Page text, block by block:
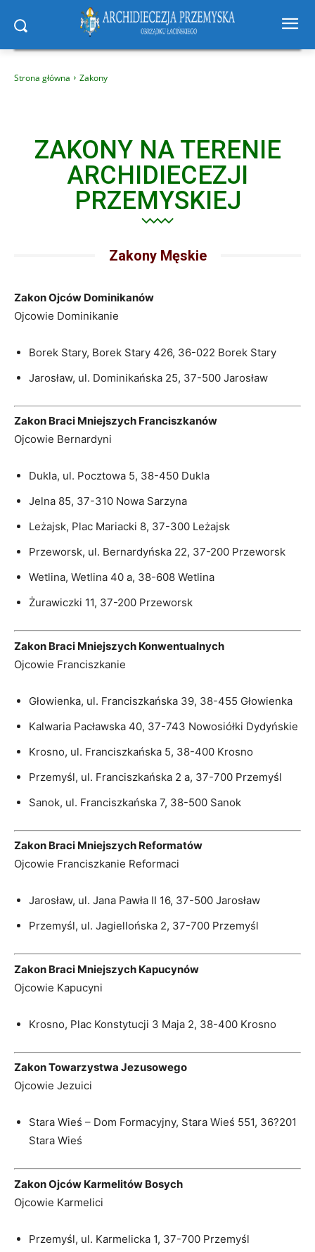
Strona główna Zakony
ZAKONY NA TERENIE
ARCHIDIECEZJI
PRZEMYSKIEJ
Zakony Męskie
Zakon Ojców Dominikanów
Ojcowie Dominikanie
Borek Stary, Borek Stary 426, 36-022 Borek Stary
Jarosław, ul. Dominikańska 25, 37-500 Jarosław
Zakon Braci Mniejszych Franciszkanów
Ojcowie Bernardyni
Dukla, ul. Pocztowa 5, 38-450 Dukla
Jelna 85, 37-310 Nowa Sarzyna
Leżajsk, Plac Mariacki 8, 37-300 Leżajsk
Przeworsk, ul. Bernardyńska 22, 37-200 Przeworsk
Wetlina, Wetlina 40 a, 38-608 Wetlina
Żurawiczki 11, 37-200 Przeworsk
Zakon Braci Mniejszych Konwentualnych
Ojcowie Franciszkanie
Głowienka, ul. Franciszkańska 39, 38-455 Głowienka
Kalwaria Pacławska 40, 37-743 Nowosiółki Dydyńskie
Krosno, ul. Franciszkańska 5, 38-400 Krosno
Przemyśl, ul. Franciszkańska 2 a, 37-700 Przemyśl
Sanok, ul. Franciszkańska 7, 38-500 Sanok
Zakon Braci Mniejszych Reformatów
Ojcowie Franciszkanie Reformaci
Jarosław, ul. Jana Pawła II 16, 37-500 Jarosław
Przemyśl, ul. Jagiellońska 2, 37-700 Przemyśl
Zakon Braci Mniejszych Kapucynów
Ojcowie Kapucyni
Krosno, Plac Konstytucji 3 Maja 2, 38-400 Krosno
Zakon Towarzystwa Jezusowego
Ojcowie Jezuici
Stara Wieś – Dom Formacyjny, Stara Wieś 551, 36?201
Stara Wieś
Zakon Ojców Karmelitów Bosych
Ojcowie Karmelici
Przemyśl, ul. Karmelicka 1, 37-700 Przemyśl